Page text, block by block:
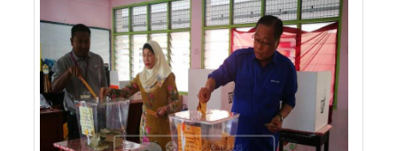
JENDERAK
P87-N28
KERDAU
P87-N29
JENGKA
P88-N30
MENTAKAB
P88-N31
LANCHANG
P88-N32
KUALA SEMANTAN
P89-N33
BILUT